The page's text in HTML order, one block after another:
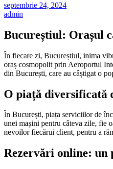
septembrie 24, 2024
admin
Bucureștiul: Orașul
În fiecare zi, Bucureștiul, inima
oraș cosmopolit prin Aeroportul
din București, care au câștigat o
O piață diversificată
În București, piața serviciilor de
unei mașini pentru câteva zile, fie
nevoilor fiecărui client, pentru a
Rezervări online: un